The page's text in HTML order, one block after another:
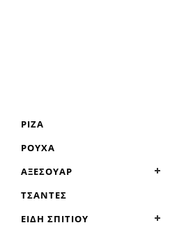
ΡΊΖΑ
ΡΟΎΧΑ
ΑΞΕΣΟΥΆΡ
ΤΣΆΝΤΕΣ
ΕΊΔΗ ΣΠΙΤΙΟΎ